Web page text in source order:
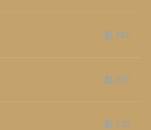
267
236
235